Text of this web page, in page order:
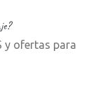
y ofertas para